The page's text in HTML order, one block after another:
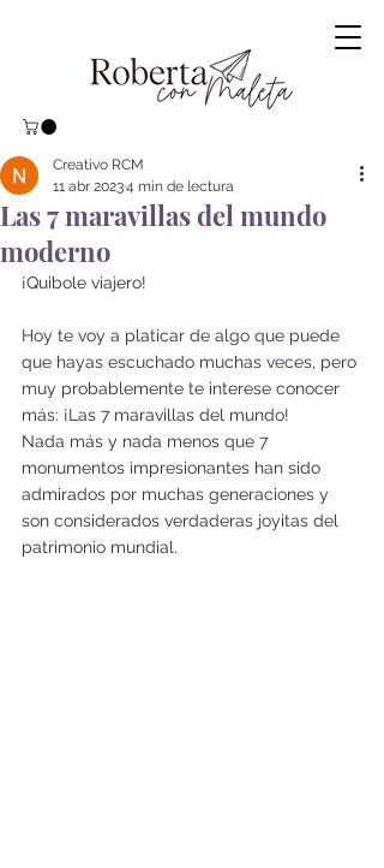
Las 7 maravillas del mundo
moderno
Creativo RCM
11 abr 20234 min de lectura
¡Quibole viajero!
Hoy te voy a platicar de algo que puede
que hayas escuchado muchas veces, pero
muy probablemente te interese conocer
más: ¡Las 7 maravillas del mundo!
Nada más y nada menos que 7
monumentos impresionantes han sido
admirados por muchas generaciones y
son considerados verdaderas joyitas del
patrimonio mundial.